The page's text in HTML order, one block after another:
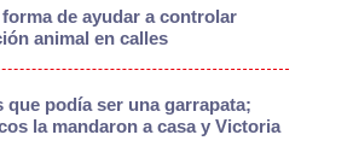
de ayudar a controlar
animal en calles
que podía ser una garrapata;
la mandaron a casa y Victoria